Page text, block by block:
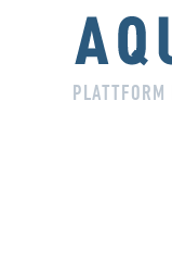
PLATTFORM